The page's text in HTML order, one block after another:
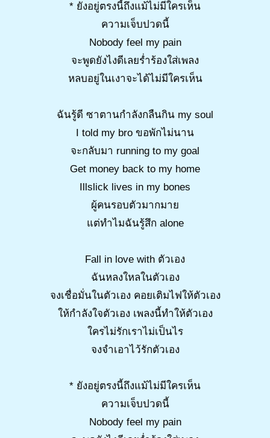
* ยังอยู่ตรงนี้ถึงแม้ไม่มีใครเห็น
ความเจ็บปวดนี้
Nobody feel my pain
จะพูดยังไงดีเลยร่ำร้องใส่เพลง
หลบอยู่ในเงาจะได้ไม่มีใครเห็น
ฉันรู้ดี ซาตานกำลังกลืนกิน my soul
I told my bro ขอพักไม่นาน
จะกลับมา running to my goal
Get money back to my home
Illslick lives in my bones
ผู้คนรอบตัวมากมาย
แต่ทำไมฉันรู้สึก alone
Fall in love with ตัวเอง
ฉันหลงใหลในตัวเอง
จงเชื่อมั่นในตัวเอง คอยเติมไฟให้ตัวเอง
ให้กำลังใจตัวเอง เพลงนี้ทำให้ตัวเอง
ใครไม่รักเราไม่เป็นไร
จงจำเอาไว้รักตัวเอง
* ยังอยู่ตรงนี้ถึงแม้ไม่มีใครเห็น
ความเจ็บปวดนี้
Nobody feel my pain